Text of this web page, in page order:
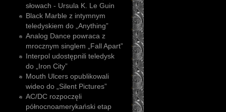
słowach - Ursula K. Le Guin
Black Marble z intymnym
teledyskiem do „Anything”
Analog Dance powraca z
mrocznym singlem „Fall Apart”
Interpol udostępnili teledysk
do „Iron City”
Mouth Ulcers opublikowali
wideo do „Silent Pictures”
AC/DC rozpoczęli
północnoamerykański etap